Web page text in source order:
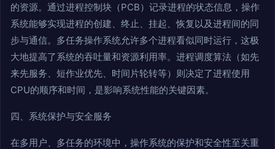
的资源。通过进程控制块（PCB）记录进程的状态信息，操作
系统能够实现进程的创建、终止、挂起、恢复以及进程间的同
步与通信。多任务操作系统允许多个进程看似同时运行，这极
大地提高了系统的吞吐量和资源利用率。进程调度算法（如先
来先服务、短作业优先、时间片轮转等）则决定了进程使用
CPU的顺序和时间，是影响系统性能的关键因素。
四、系统保护与安全服务
在多用户、多任务的环境中，操作系统的保护和安全性至关重